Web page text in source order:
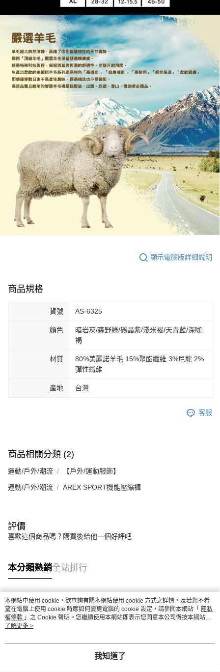
顯示電腦版詳細說明
商品規格
貨號 AS-6325
顏色
暗岩灰/森野綠/礦晶紫/淺米褐/天青藍/深咖
褐
材質
80%美麗諾羊毛 15%聚酯纖維 3%尼龍 2%
彈性纖維
產地 台灣
客服
商品相關分類 (2)
運動/戶外/潮流 【戶外/運動服飾】
運動/戶外/潮流 AREX SPORT機能壓縮褲
評價
喜歡這個商品嗎？購買後給他一個好評吧
本分類熱銷全站排行
熱門標籤
本網站中使用 cookie，欲查詢有關本網站使用 cookie 方式之詳情，及若您不希
望在電腦上使用 cookie 時應如何變更電腦的 cookie 設定，請參閱本網站「 隱私
權條款 」之 Cookie 聲明。您繼續使用本網站即表示您同意本公司得按本網站使
用條款之 Cookie 聲明使用 cookie。
了解更多 >
我知道了